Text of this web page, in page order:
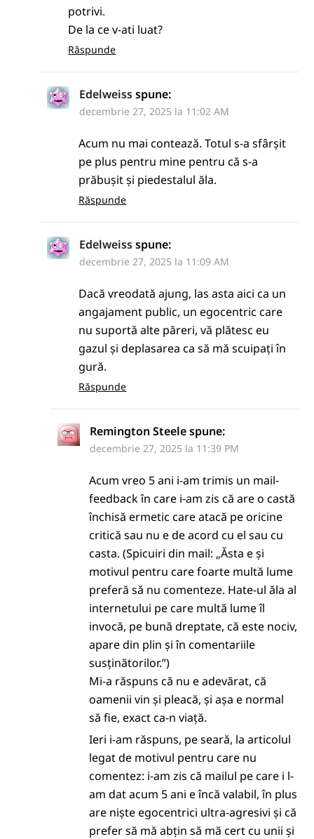
potrivi.
De la ce v-ati luat?
Răspunde
Edelweiss spune:
decembrie 27, 2025 la 11:02 AM
Acum nu mai contează. Totul s-a sfârșit
pe plus pentru mine pentru că s-a
prăbușit și piedestalul ăla.
Răspunde
Edelweiss spune:
decembrie 27, 2025 la 11:09 AM
Dacă vreodată ajung, las asta aici ca un
angajament public, un egocentric care
nu suportă alte păreri, vă plătesc eu
gazul și deplasarea ca să mă scuipați în
gură.
Răspunde
Remington Steele spune:
decembrie 27, 2025 la 11:39 PM
Acum vreo 5 ani i-am trimis un mail-
feedback în care i-am zis că are o castă
închisă ermetic care atacă pe oricine
critică sau nu e de acord cu el sau cu
casta. (Spicuiri din mail: „Ăsta e și
motivul pentru care foarte multă lume
preferă să nu comenteze. Hate-ul ăla al
internetului pe care multă lume îl
invocă, pe bună dreptate, că este nociv,
apare din plin și în comentariile
susținătorilor.”)
Mi-a răspuns că nu e adevărat, că
oamenii vin și pleacă, și așa e normal
să fie, exact ca-n viață.
Ieri i-am răspuns, pe seară, la articolul
legat de motivul pentru care nu
comentez: i-am zis că mailul pe care i l-
am dat acum 5 ani e încă valabil, în plus
are niște egocentrici ultra-agresivi și că
prefer să mă abțin să mă cert cu unii și